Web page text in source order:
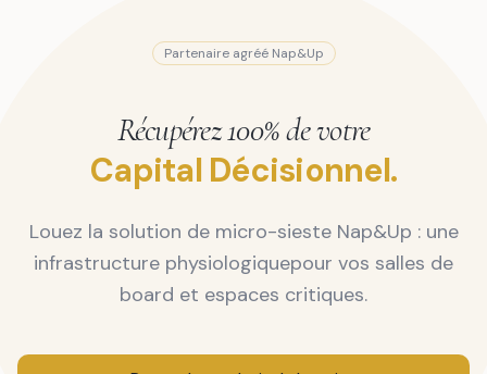
Partenaire agréé Nap&Up
Récupérez 100% de votre
Capital Décisionnel.
Louez la solution de micro-sieste Nap&Up : une
infrastructure physiologiquepour vos salles de
board et espaces critiques.